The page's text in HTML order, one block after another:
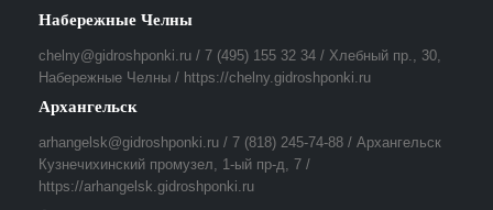
Набережные Челны
chelny@gidroshponki.ru / 7 (495) 155 32 34 / Хлебный пр., 30,
Набережные Челны / https://chelny.gidroshponki.ru
Архангельск
arhangelsk@gidroshponki.ru / 7 (818) 245-74-88 / Архангельск
Кузнечихинский промузел, 1-ый пр-д, 7 /
https://arhangelsk.gidroshponki.ru